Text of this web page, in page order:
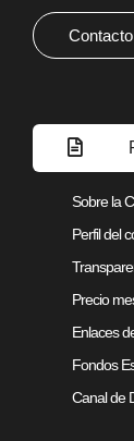
Contacto
Sobre la
Perfil del
Precio
Enlaces
Fondos
Canal de